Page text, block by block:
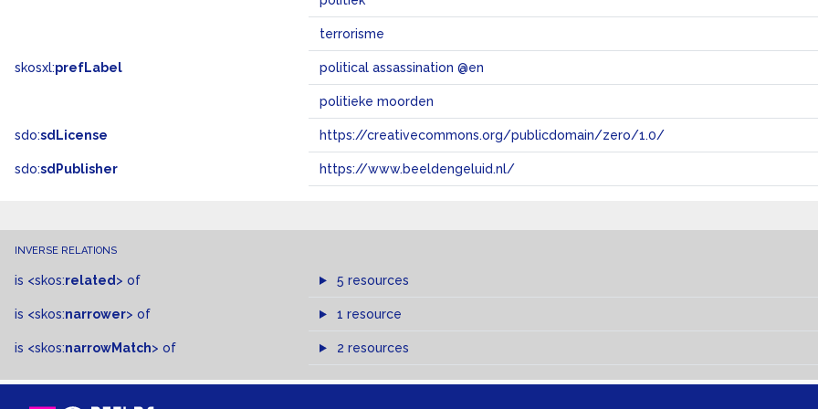
terrorisme
skosxl:prefLabel political assassination @en
politieke moorden
sdo:sdLicense https://creativecommons.org/publicdomain/zero/1.0/
sdo:sdPublisher https://www.beeldengeluid.nl/
INVERSE RELATIONS
is <skos:related > of 5 resources
is <skos:narrower> of 1 resource
is <skos:narrowMatch> of 2 resources